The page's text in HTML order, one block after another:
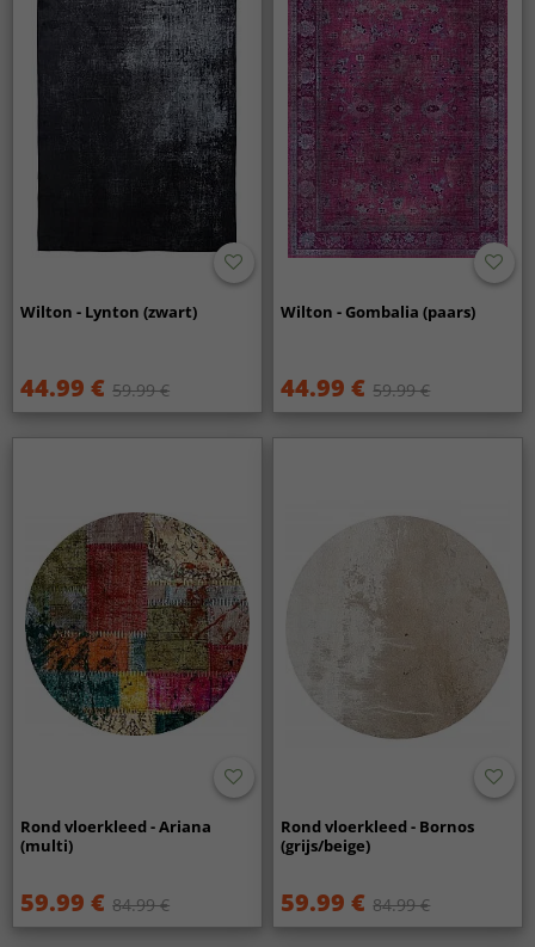
Wilton - Lynton (zwart)
44.99 € 59.99 €
Wilton - Gombalia (paars)
44.99 € 59.99 €
Rond vloerkleed - Ariana
(multi)
59.99 € 84.99 €
Rond vloerkleed - Bornos
(grijs/beige)
59.99 € 84.99 €